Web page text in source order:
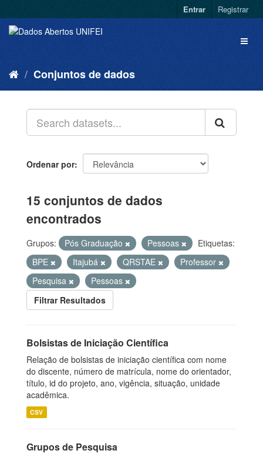
Entrar Registrar
Conjuntos de dados
Ordenar por
15 conjuntos de dados
encontrados
Grupos: Pós Graduação Pessoas
Etiquetas:
BPE
Itajubá QRSTAE
Professor
Pesquisa
Pessoas
Filtrar Resultados
Bolsistas de Iniciação Científica
Relação de bolsistas de iniciação científica com nome
do discente, número de matrícula, nome do orientador,
título, id do projeto, ano, vigência, situação, unidade
acadêmica.
CSV
Grupos de Pesquisa